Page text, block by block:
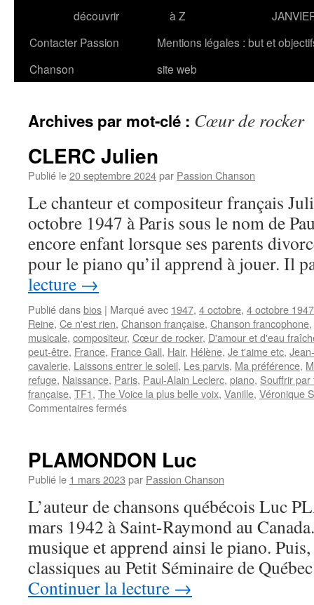
découvrir
à Z
Contacter Passion
Chanson
Mentions légales : but et
site web
Archives par mot-clé : Cœur de rocker
CLERC Julien
Publié le20 septembre 2024par Passion Chanson
Le chanteur et compositeur français
octobre 1947 à Paris sous le nom de
encore enfant lorsque ses parents
pour le piano qu’il apprend à jouer. Il
lecture →
Publié dansbios | Marqué avec 1947, 4 octobre, 4 octobre 1947
Reine, Ce n'est rien, Chanson française, Chanson francophone,
musicale, compositeur, Cœur de rocker, D'amour et d'eau
peut-être, France, France Gall, Hair, Hélène, Je t'aime etc,
cavalerie, Laissons entrer le soleil, Les parvis, Ma préférence,
refuge, Naissance, Paris, Paul-Alain Leclerc, piano, Souffrir par
française, TF1, The Voice la plus belle voix, Vanille, Véronique
Commentaires ferméssur
PLAMONDON Luc
Publié le 1 mars 2023 par Passion Chanson
L’auteur de chansons québécois Luc
mars 1942 à Saint-Raymond au
musique et apprend ainsi le piano.
classiques au Petit Séminaire de
Continuer la lecture →